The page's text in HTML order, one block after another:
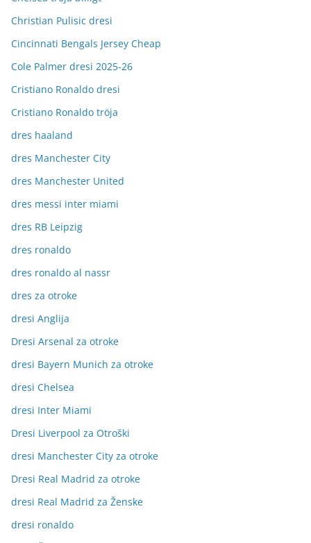
Christian Pulisic dresi
Cincinnati Bengals Jersey Cheap
Cole Palmer dresi 2025-26
Cristiano Ronaldo dresi
Cristiano Ronaldo tröja
dres haaland
dres Manchester City
dres Manchester United
dres messi inter miami
dres RB Leipzig
dres ronaldo
dres ronaldo al nassr
dres za otroke
dresi Anglija
Dresi Arsenal za otroke
dresi Bayern Munich za otroke
dresi Chelsea
dresi Inter Miami
Dresi Liverpool za Otroški
dresi Manchester City za otroke
Dresi Real Madrid za otroke
dresi Real Madrid za Ženske
dresi ronaldo